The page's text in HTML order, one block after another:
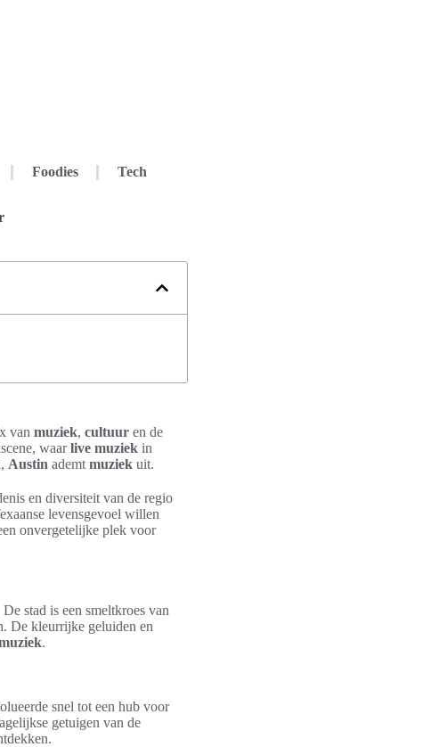
Foodies Tech
van muziek, cultuur en de
waarlive muziek in
Austin ademt muziek uit.
en diversiteit van de regio
levensgevoel willen
onvergetelijke plek voor
stad is een smeltkroes van
De kleurrijke geluiden en
.
snel tot een hub voor
getuigen van de